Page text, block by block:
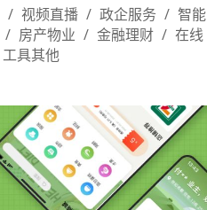
/ 视频直播 / 政企服务 / 智能
/ 房产物业 / 金融理财 / 在线
工具其他